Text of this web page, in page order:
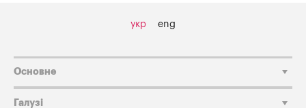
укр eng
Основне
Галузі